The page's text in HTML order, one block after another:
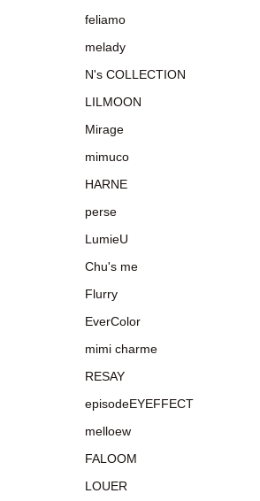
feliamo
melady
N's COLLECTION
LILMOON
Mirage
mimuco
HARNE
perse
LumieU
Chu's me
Flurry
EverColor
mimi charme
RESAY
episodeEYEFFECT
melloew
FALOOM
LOUER